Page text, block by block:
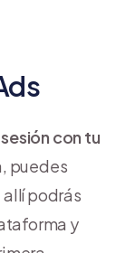
con tu
puedes
podrás
y